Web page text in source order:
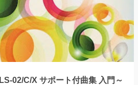
02/C/X サポート付曲集 入門～